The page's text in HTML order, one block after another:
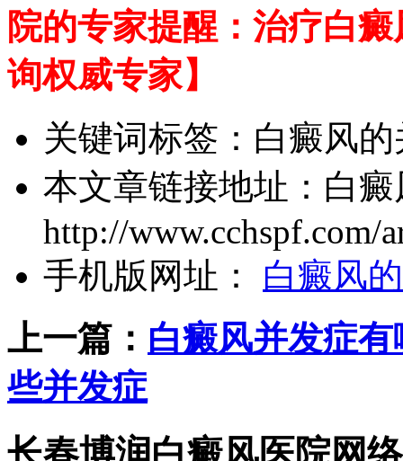
院的专家提醒：治疗白
询权威专家】
关键词标签： 白癜风
本文章链接地址： 白
http://www.cchspf.com/
手机版网址：
白癜风
上一篇： 白癜风并发症有
些并发症